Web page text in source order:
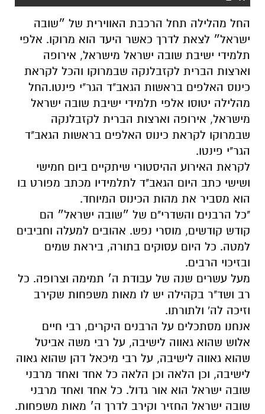
החל מהלילה תחל הרכבת האווירית של ״שובה
ישראל״ לצאת לדרך כאשר היעד הוא מרוקו. אלפי
תלמידי ישיבת שובה ישראל מישראל, אירופה
וארצות הברית לקזבלנקה שבמרוקו והכל לקראת
כינוס האלפים בראשות הגאב"ד הגר"י פינטו.החל
מהלילה יטוסו אלפי תלמידי ישיבת שובה ישראל
מישראל, אירופה וארצות הברית לקזבלנקה
שבמרוקו לקראת כינוס האלפים בראשות הגאב"ד
הגר"י פינטו.
לקראת האירוע ההיסטורי שיתקיים ביום חמישי
ושישי כתב היום הגאב"ד לתלמידיו מכתב מפורט בו
הוא מסביר את מהות הכינוס המיוחד.
"כל הרבנים והשדרי"ם של ״שובה ישראל״ הם
קודש קודשים, מוסרי נפש. אהובים למעלה וחביבים
למטה. כל היום עסוקים בתורה, ביראת שמים
ובזיכוי הרבים.
מעל עשרים שנה של עבודת ה׳ תמימה וצרופה. כל
רב ושד"ר בקהילה יש לו מאות משפחות שקירב
וזיכה לה' ולתורתו.
אנחנו מסתכלים על הרבנים היקרים, רבי חיים
אלוש שהוא גאווה לישיבה, על רבי משה אביטל
שהוא גאווה לישיבה, על רבי מיכאל דהן שהוא גאוה
לישיבה, וכן הלאה וכן הלאה כל אחד ואחד מרבני
שובה ישראל הוא אור גדול. כל אחד ואחד מרבני
שובה ישראל החזיר וקירב לדרך ה׳ מאות משפחות.